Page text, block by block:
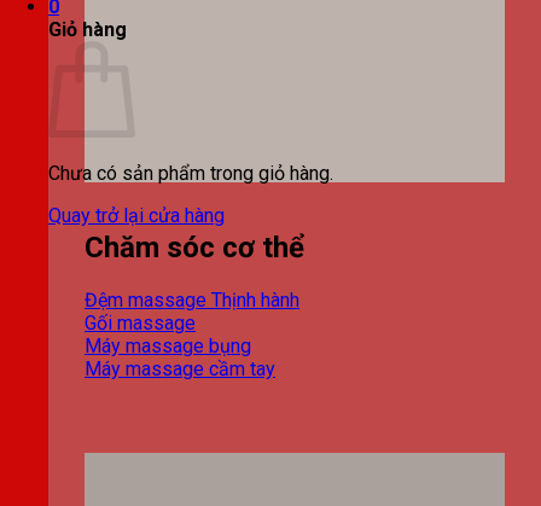
0
Giỏ hàng
Chưa có sản phẩm trong giỏ hàng.
Quay trở lại cửa hàng
Chăm sóc cơ thể
Đệm massage
Gối massage
Máy massage bụng
Máy massage cầm tay